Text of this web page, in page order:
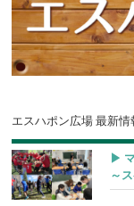
エスハポン広場 最新情
▶︎
～